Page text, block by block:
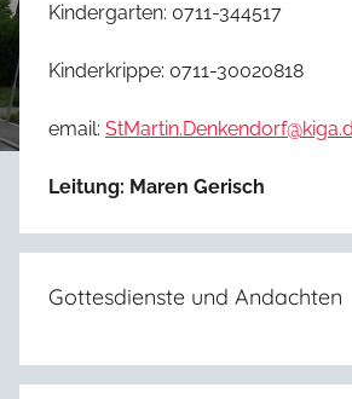
Kindergarten: 0711-344517
Kinderkrippe: 0711-30020818
email:
Leitung: Maren Gerisch
Gottesdienste und Andachten